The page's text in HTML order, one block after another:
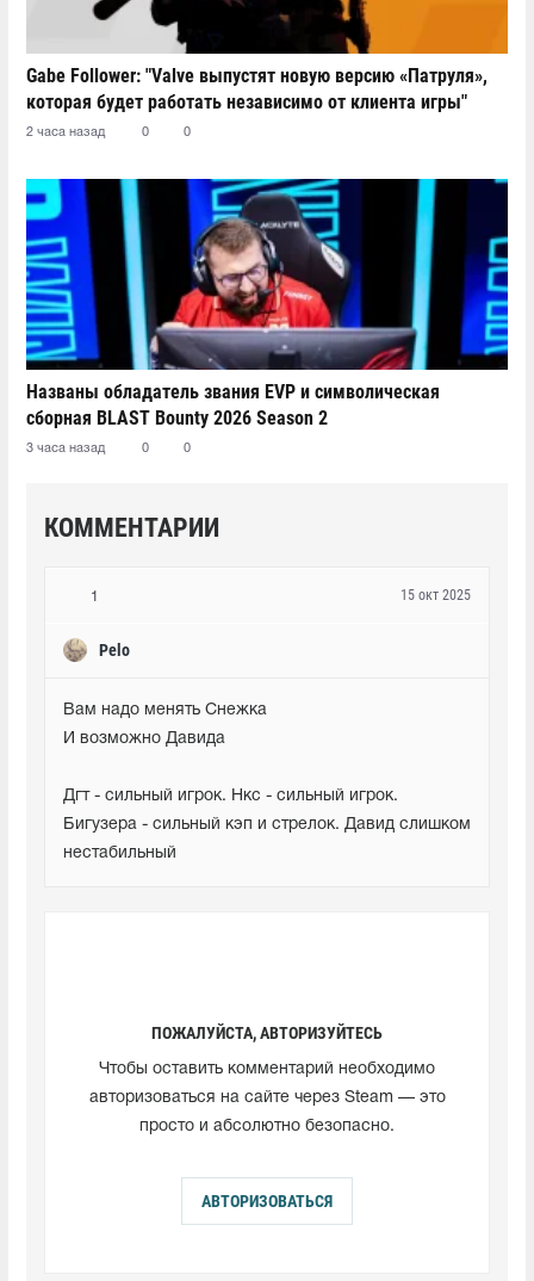
Gabe Follower: "Valve выпустят новую версию «Патруля»,
которая будет работать независимо от клиента игры"
2 часа назад 0 0
Названы обладатель звания EVP и символическая
сборная BLAST Bounty 2026 Season 2
3 часа назад 0 0
КОММЕНТАРИИ
1
Pelo
15 окт 2025
Вам надо менять Снежка
И возможно Давида
Дгт - сильный игрок. Нкс - сильный игрок.
Бигузера - сильный кэп и стрелок. Давид слишком
нестабильный
ПОЖАЛУЙСТА, АВТОРИЗУЙТЕСЬ
Чтобы оставить комментарий необходимо
авторизоваться на сайте через Steam — это
просто и абсолютно безопасно.
АВТОРИЗОВАТЬСЯ